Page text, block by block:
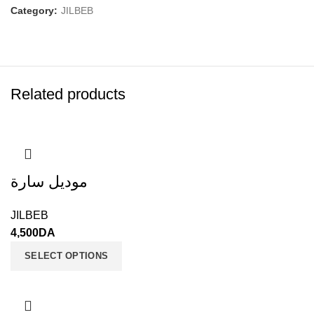
Category: JILBEB
Related products
موديل سارة
JILBEB
4,500DA
SELECT OPTIONS